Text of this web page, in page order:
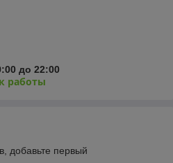
до 22:00
работы
добавьте первый